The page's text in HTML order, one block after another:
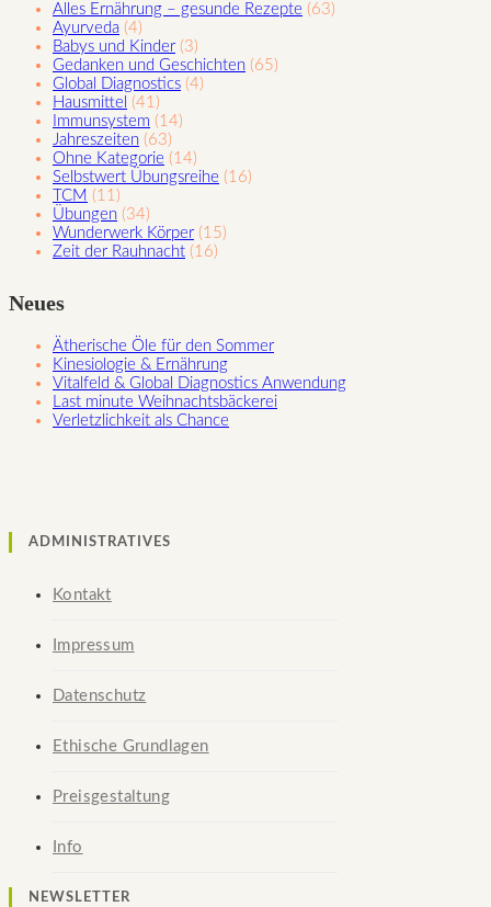
Alles Ernährung – gesunde Rezepte (63)
Ayurveda (4)
Babys und Kinder (3)
Gedanken und Geschichten (65)
Global Diagnostics (4)
Hausmittel (41)
Immunsystem (14)
Jahreszeiten (63)
Ohne Kategorie (14)
Selbstwert Übungsreihe (16)
TCM (11)
Übungen (34)
Wunderwerk Körper (15)
Zeit der Rauhnacht (16)
Neues
Ätherische Öle für den Sommer
Kinesiologie & Ernährung
Vitalfeld & Global Diagnostics Anwendung
Last minute Weihnachtsbäckerei
Verletzlichkeit als Chance
ADMINISTRATIVES
Kontakt
Impressum
Datenschutz
Ethische Grundlagen
Preisgestaltung
Info
NEWSLETTER